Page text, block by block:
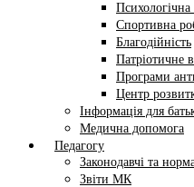
Спортивна
Благодійність
Патріотичне
Програми
Центр
Інформація для
Медична допомога
Педагогу
Законодавчі та
Звіти МК